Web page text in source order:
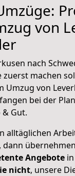
von
nach
zuerst machen
Umzug von
bei der
Gut.
alltäglichen
Angebote
nicht, unsere